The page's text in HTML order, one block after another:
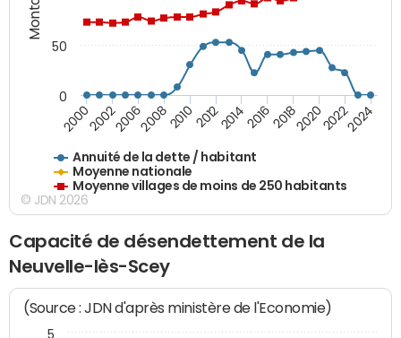
Annuité de la dette / habitant
Moyenne nationale
Moyenne villages de moins de 250 habitants
200020022006200820102012201420162018202020222024
0
50
© JDN 2026
Capacité de désendettement de la
Neuvelle-lès-Scey
(Source : JDN d'après ministère de l'Economie)
5